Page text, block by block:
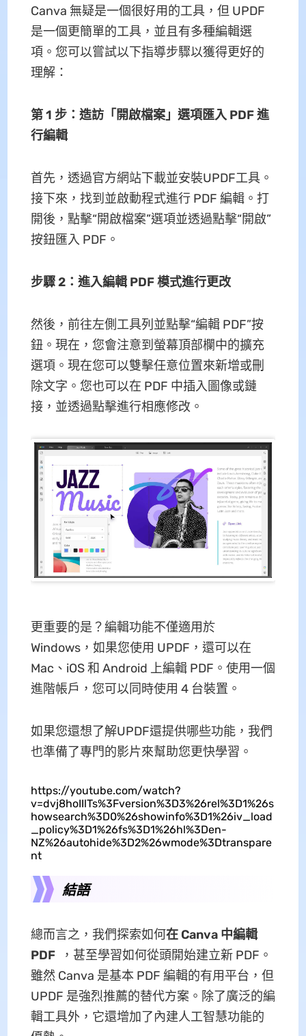
Canva 無疑是一個很好用的工具，但 UPDF
是一個更簡單的工具，並且有多種編輯選
項。您可以嘗試以下指導步驟以獲得更好的
理解：
第 1 步：造訪「開啟檔案」選項匯入 PDF 進
行編輯
首先，透過官方網站下載並安裝UPDF工具。
接下來，找到並啟動程式進行 PDF 編輯。打
開後，點擊“開啟檔案”選項並透過點擊“開啟”
按鈕匯入 PDF。
步驟 2：進入編輯 PDF 模式進行更改
然後，前往左側工具列並點擊“編輯 PDF”按
鈕。現在，您會注意到螢幕頂部欄中的擴充
選項。現在您可以雙擊任意位置來新增或刪
除文字。您也可以在 PDF 中插入圖像或鏈
接，並透過點擊進行相應修改。
更重要的是？編輯功能不僅適用於
Windows，如果您使用 UPDF，還可以在
Mac、iOS 和 Android 上編輯 PDF。使用一個
進階帳戶，您可以同時使用 4 台裝置。
如果您還想了解UPDF還提供哪些功能，我們
也準備了專門的影片來幫助您更快學習。
https://youtube.com/watch?
v=dvj8hoIIlTs%3Fversion%3D3%26rel%3D1%26s
howsearch%3D0%26showinfo%3D1%26iv_load
_policy%3D1%26fs%3D1%26hl%3Den-
NZ%26autohide%3D2%26wmode%3Dtranspare
nt
結語
總而言之，我們探索如何在 Canva 中編輯
PDF，甚至學習如何從頭開始建立新 PDF。
雖然 Canva 是基本 PDF 編輯的有用平台，但
UPDF 是強烈推薦的替代方案。除了廣泛的編
輯工具外，它還增加了內建人工智慧功能的